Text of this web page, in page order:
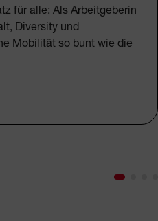
für alle: Als Arbeitgeberin
Diversity und
Mobilität so bunt wie die